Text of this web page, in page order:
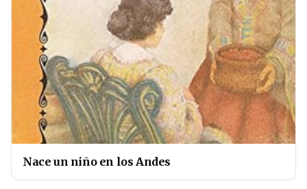
Nace un niño en los Andes